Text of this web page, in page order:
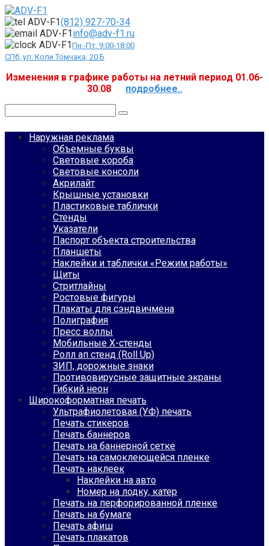
Перейти
к
контенту
(812) 927-70-34
info@adv-f1.ru
Пн.-Пт. 9:00-18:00
СПб, ул. Коли Томчака, 20 Б
Изменения в графике работы на летний период 01.06-
30.08 подробнее..
Наружная реклама
Объемные буквы
Световые короба
Световые консоли
Акрилайт
Крышные установки
Пластиковые таблички
Стенды
Указатели
Паспорт объекта строительства
Планшеты
Наклейки и таблички «Режим работы»
Щиты
Стритлайны
Ростовые фигуры
Плакаты для сэндвичмена
Полиграфия
Пресс воллы
Мобильные Х-стенды
Ролл ап стенд (Roll Up)
ЗИП, дорожные знаки
Противовирусные защитные экраны
Гибкий неон
Широкоформатная печать
Ультрафиолетовая (УФ) печать
Печать стикеров
Печать баннеров
Печать на баннерной сетке
Печать на самоклеющейся пленке
Печать наклеек
Наклейки на авто
Номер на лодку, катер
Печать на перфорированной пленке
Печать на бумаге
Печать афиш
Печать плакатов